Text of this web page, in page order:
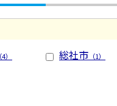
（4） 総社市 （1）